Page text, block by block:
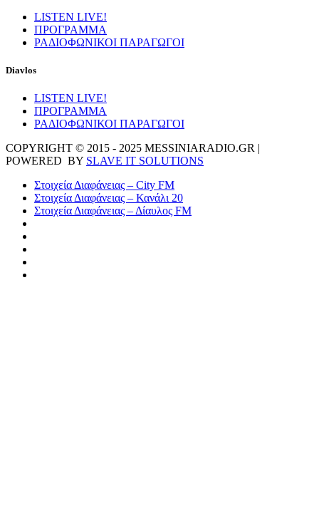
LISTEN LIVE!
ΠΡΟΓΡΑΜΜΑ
ΡΑΔΙΟΦΩΝΙΚΟΙ ΠΑΡΑΓΩΓΟΙ
Diavlos
LISTEN LIVE!
ΠΡΟΓΡΑΜΜΑ
ΡΑΔΙΟΦΩΝΙΚΟΙ ΠΑΡΑΓΩΓΟΙ
COPYRIGHT © 2015 - 2025 MESSINIARADIO.GR |
POWERED BY SLAVE IT SOLUTIONS
Στοιχεία Διαφάνειας – City FM
Στοιχεία Διαφάνειας – Κανάλι 20
Στοιχεία Διαφάνειας – Δίαυλος FM